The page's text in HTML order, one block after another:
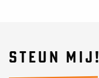
STEUN MIJ!